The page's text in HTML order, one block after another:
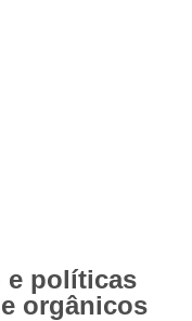
e políticas
orgânicos